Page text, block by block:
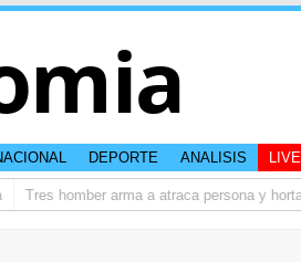
DEPORTE ANALISIS LIVE
Tres homber arma a atraca persona y horta